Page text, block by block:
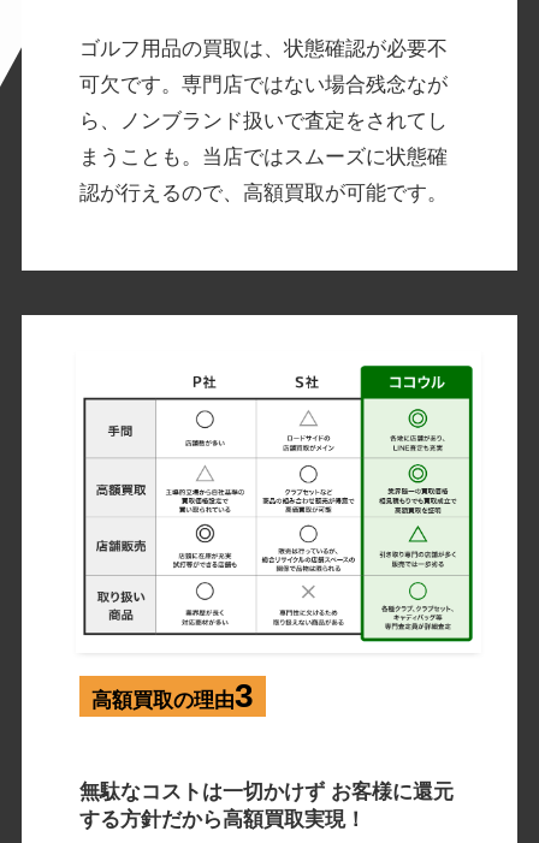
ゴルフ用品の買取は、状態確認が必要不
可⽋です。専⾨店ではない場合残念なが
ら、ノンブランド扱いで査定をされてし
まうことも。当店ではスムーズに状態確
認が⾏えるので、高額買取が可能です。
高額買取の理由3
無駄なコストは一切かけず お客様に還元
する方針だから高額買取実現！